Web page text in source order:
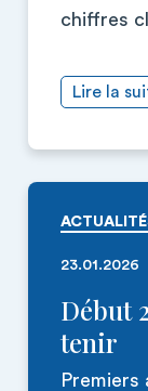
chiffres
Lire la
23.01.2026
Début
tenir
Premiers